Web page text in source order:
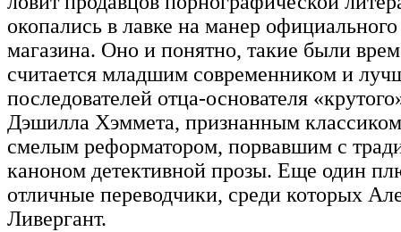
окопались в лавке на манер
магазина. Оно и понятно, такие были
считается младшим современником и
последователей отца-основателя
Дэшилла Хэммета, признанным
смелым реформатором, порвавшим с
каноном детективной прозы. Еще один
отличные переводчики, среди которых
Ливергант.